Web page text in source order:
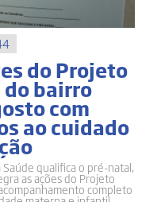
do Projeto
do bairro
com
ao cuidado
qualifica o pré-natal,
as ações do Projeto
completo